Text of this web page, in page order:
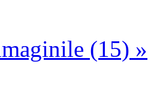
(15) »